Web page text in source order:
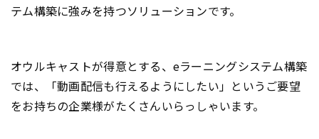
テム構築に強みを持つソリューションです。
オウルキャストが得意とする、eラーニングシステム構築
では、「動画配信も行えるようにしたい」というご要望
をお持ちの企業様がたくさんいらっしゃいます。